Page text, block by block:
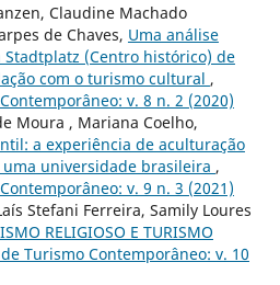
Claudine Machado
de Chaves, Uma análise
(Centro histórico) de
com o turismo cultural ,
v. 8 n. 2 (2020)
Moura , Mariana Coelho,
a experiência de aculturação
universidade brasileira ,
v. 9 n. 3 (2021)
Stefani Ferreira, Samily Loures
RELIGIOSO E TURISMO
Turismo Contemporâneo: v. 10